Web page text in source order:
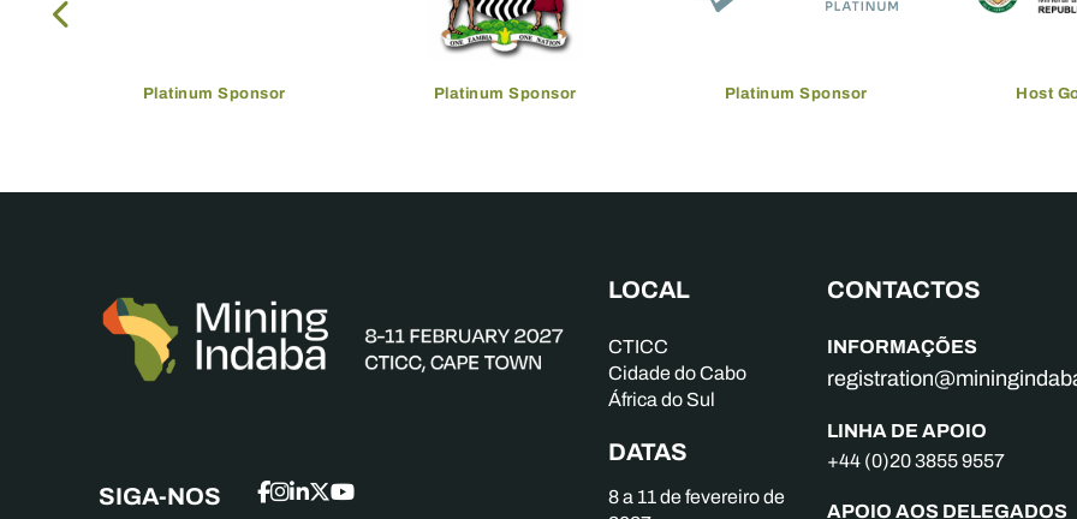
Platinum Sponsor Platinum Sponsor Platinum Sponsor Host
LOCAL
CTICC
Cidade do Cabo
África do Sul
DATAS
8 a 11 de fevereiro de
CONTACTOS
INFORMAÇÕES
LINHA DE APOIO
+44 (0)20 3855 9557
APOIO AOS DELEGADOS
SIGA-NOS